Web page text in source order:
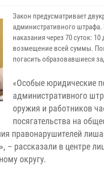
Закон предусматривает
административного штрафа.
наказания через 70 суток:
возмещение всей суммы.
погасить образовавшиеся
«Особые юридические
административного
оружия и работников
посягательства на
правонарушителей
– рассказали в центре
округу.